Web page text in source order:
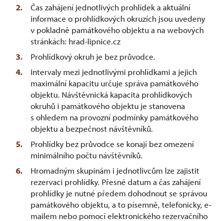
Čas zahájení jednotlivých prohlídek a aktuální
informace o prohlídkových okruzích jsou uvedeny
v pokladně památkového objektu a na webových
stránkách: hrad-lipnice.cz
Prohlídkový okruh je bez průvodce.
Intervaly mezi jednotlivými prohlídkami a jejich
maximální kapacitu určuje správa památkového
objektu. Návštěvnická kapacita prohlídkových
okruhů i památkového objektu je stanovena
s ohledem na provozní podmínky památkového
objektu a bezpečnost návštěvníků.
Prohlídky bez průvodce se konají bez omezení
minimálního počtu návštěvníků.
Hromadným skupinám i jednotlivcům lze zajistit
rezervaci prohlídky. Přesné datum a čas zahájení
prohlídky je nutné předem dohodnout se správou
památkového objektu, a to písemně, telefonicky, e-
mailem nebo pomocí elektronického rezervačního